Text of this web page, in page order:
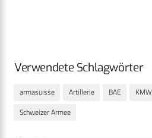
Verwendete Schlagwörter
armasuisse Artillerie BAE KMW
Schweizer Armee